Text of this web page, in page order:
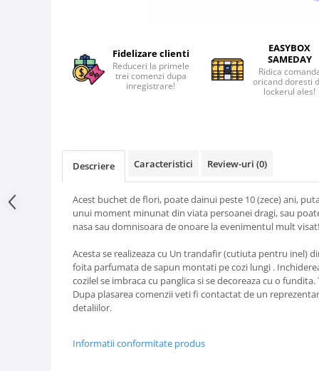
Fidelizare clienti
Reduceri la primele
trei comenzi dupa
inregistrare!
EASYBOX
SAMEDAY
Ridica
oricand doresti
lockerul ales!
Descriere Caracteristici Review-uri (0)
Acest buchet de flori, poate dainui peste 10 (zece) ani,
unui moment minunat din viata persoanei dragi, sau
nasa sau domnisoara de onoare la evenimentul mult visat!
Acesta se realizeaza cu Un trandafir (cutiuta pentru inel)
foita parfumata de sapun montati pe cozi lungi .
cozilel se imbraca cu panglica si se decoreaza cu o
Dupa plasarea comenzii veti fi contactat de un
detaliilor.
Informatii conformitate produs